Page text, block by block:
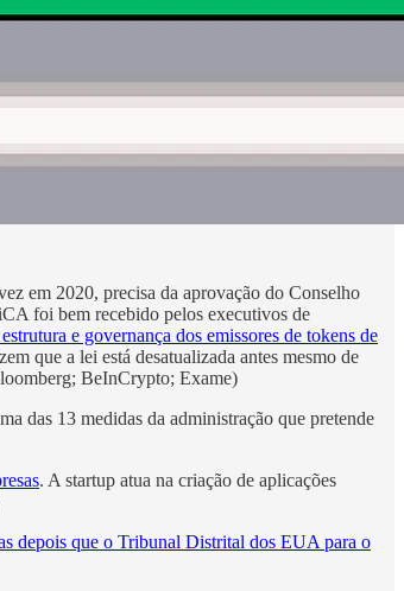
em 2020, precisa da aprovação do Conselho
foi bem recebido pelos executivos de
e governança dos emissores de tokens de
que a lei está desatualizada antes mesmo de
BeInCrypto; Exame)
das 13 medidas da administração que pretende
. A startup atua na criação de aplicações
depois que o Tribunal Distrital dos EUA para o